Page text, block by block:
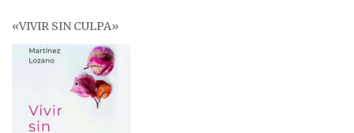
«VIVIR SIN CULPA»